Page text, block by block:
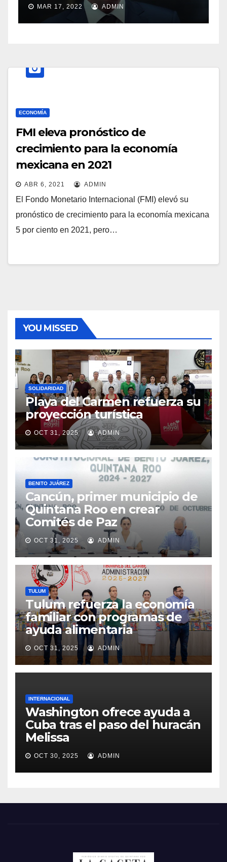
MAR 17, 2022 ADMIN
ECONOMÍA
FMI eleva pronóstico de
crecimiento para la economía
mexicana en 2021
ABR 6, 2021 ADMIN
El Fondo Monetario Internacional (FMI) elevó su
pronóstico de crecimiento para la economía mexicana
5 por ciento en 2021, pero…
YOU MISSED
SOLIDARIDAD
Playa del Carmen refuerza su
proyección turística
OCT 31, 2025 ADMIN
BENITO JUÁREZ
Cancún, primer municipio de
Quintana Roo en crear
Comités de Paz
OCT 31, 2025 ADMIN
TULUM
Tulum refuerza la economía
familiar con programas de
ayuda alimentaria
OCT 31, 2025 ADMIN
INTERNACIONAL
Washington ofrece ayuda a
Cuba tras el paso del huracán
Melissa
OCT 30, 2025 ADMIN